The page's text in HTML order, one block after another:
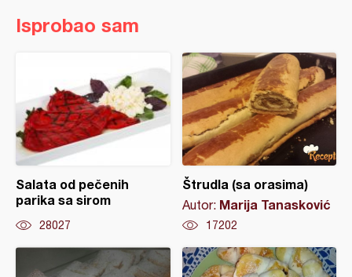
Isprobao sam
Salata od pečenih
parika sa sirom
28027
Štrudla (sa orasima)
Autor: Marija Tanasković
17202